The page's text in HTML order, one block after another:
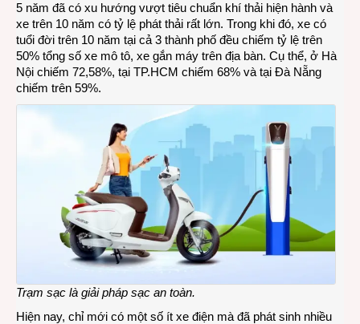
5 năm đã có xu hướng vượt tiêu chuẩn khí thải hiện hành và
xe trên 10 năm có tỷ lệ phát thải rất lớn. Trong khi đó, xe có
tuổi đời trên 10 năm tại cả 3 thành phố đều chiếm tỷ lệ trên
50% tổng số xe mô tô, xe gắn máy trên địa bàn. Cụ thể, ở Hà
Nội chiếm 72,58%, tại TP.HCM chiếm 68% và tại Đà Nẵng
chiếm trên 59%.
Trạm sạc là giải pháp sạc an toàn.
Hiện nay, chỉ mới có một số ít xe điện mà đã phát sinh nhiều